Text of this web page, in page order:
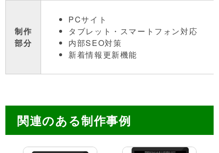
制作
部分
PCサイト
タブレット・スマートフォン対応
内部SEO対策
新着情報更新機能
関連のある制作事例